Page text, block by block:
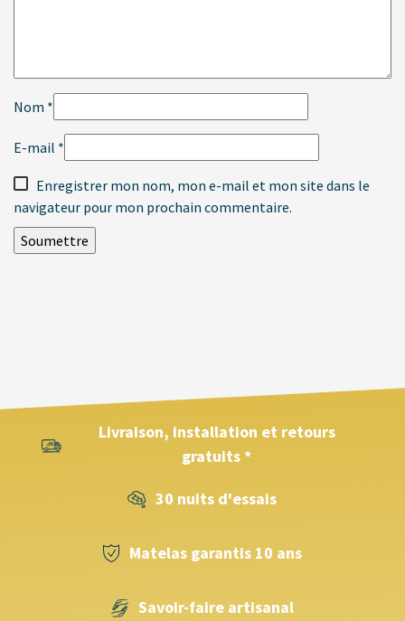
Nom *
E-mail *
Enregistrer mon nom, mon e-mail et mon site dans le
navigateur pour mon prochain commentaire.
Livraison, installation et retours
gratuits *
30 nuits d'essais
Matelas garantis 10 ans
Savoir-faire artisanal